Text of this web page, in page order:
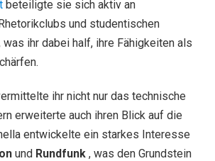
beteiligte sie sich aktiv an
und studentischen
ihr dabei half, ihre Fähigkeiten als
ihr nicht nur das technische
erweiterte auch ihren Blick auf die
entwickelte ein starkes Interesse
und Rundfunk , was den Grundstein